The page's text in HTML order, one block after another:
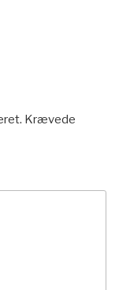
Krævede